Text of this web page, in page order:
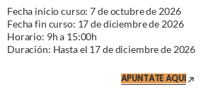
Fecha inicio curso: 7 de octubre de 2026
Fecha fin curso: 17 de diciembre de 2026
Horario: 9h a 15:00h
Duración: Hasta el 17 de diciembre de 2026
APUNTATE AQUI